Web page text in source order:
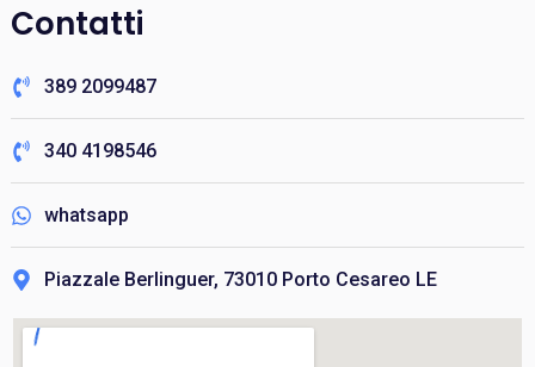
Contatti
389 2099487
340 4198546
whatsapp
Piazzale Berlinguer, 73010 Porto Cesareo LE